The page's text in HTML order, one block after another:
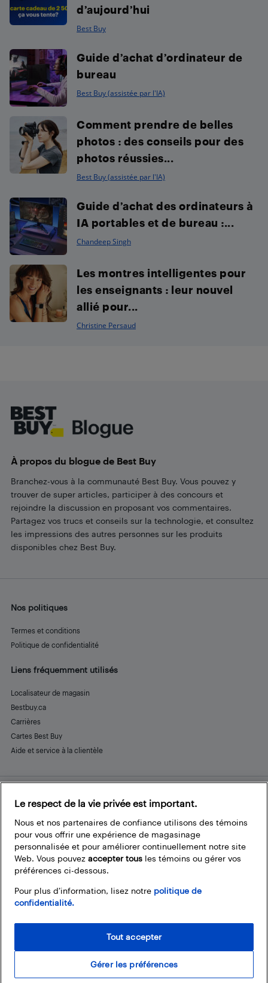
d’aujourd’hui
Best Buy
Guide d’achat d’ordinateur de
bureau
Best Buy (assistée par l'IA)
Comment prendre de belles
photos : des conseils pour des
photos réussies...
Best Buy (assistée par l'IA)
Guide d’achat des ordinateurs à
IA portables et de bureau :...
Chandeep Singh
Les montres intelligentes pour
les enseignants : leur nouvel
allié pour...
Christine Persaud
À propos du blogue de Best Buy
Branchez-vous à la communauté Best Buy. Vous pouvez y
trouver de super articles, participer à des concours et
rejoindre la discussion en proposant vos commentaires.
Partagez vos trucs et conseils sur la technologie, et consultez
les impressions des autres personnes sur les produits
disponibles chez Best Buy.
Nos politiques
Termes et conditions
Politique de confidentialité
Liens fréquemment utilisés
Localisateur de magasin
Bestbuy.ca
Carrières
Cartes Best Buy
Aide et service à la clientèle
Restez connecté
FacebookInstagram
PinterestLinkedInYouTube
Le respect de la vie privée est important.
Nous et nos partenaires de confiance utilisons des témoins
pour vous offrir une expérience de magasinage
personnalisée et pour améliorer continuellement notre site
Web. Vous pouvez accepter tous les témoins ou gérer vos
préférences ci-dessous.
Pour plus d’information, lisez notre politique de
confidentialité.
Gérer les préférences
Tout accepter